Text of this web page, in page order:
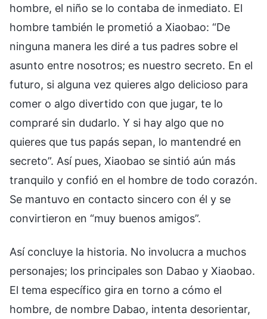
hombre, el niño se lo contaba de inmediato. El
hombre también le prometió a Xiaobao: “De
ninguna manera les diré a tus padres sobre el
asunto entre nosotros; es nuestro secreto. En el
futuro, si alguna vez quieres algo delicioso para
comer o algo divertido con que jugar, te lo
compraré sin dudarlo. Y si hay algo que no
quieres que tus papás sepan, lo mantendré en
secreto”. Así pues, Xiaobao se sintió aún más
tranquilo y confió en el hombre de todo corazón.
Se mantuvo en contacto sincero con él y se
convirtieron en “muy buenos amigos”.
Así concluye la historia. No involucra a muchos
personajes; los principales son Dabao y Xiaobao.
El tema específico gira en torno a cómo el
hombre, de nombre Dabao, intenta desorientar,